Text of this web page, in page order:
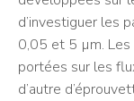
d’investiguer les
0,05 et 5 µm.
portées sur les
d’autre